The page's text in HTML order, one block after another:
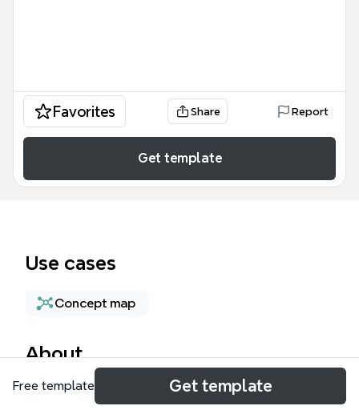
Favorites Share Report
Get template
Use cases
Concept map
About
La Teoria de las relaciones humanas mind map es
Free template Get template